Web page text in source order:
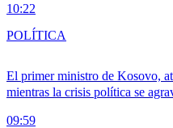
10:22
El primer ministro de Kosovo,
mientras la crisis política se
09:59
POLÍTICA